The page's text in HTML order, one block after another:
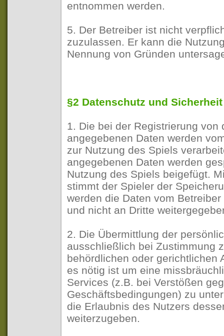
entnommen werden.
5. Der Betreiber ist nicht
zuzulassen. Er kann die
Nennung von Gründen
§2 Datenschutz und Sicherheit
1. Die bei der Registrierung von
angegebenen Daten werden
zur Nutzung des Spiels
angegebenen Daten werden
Nutzung des Spiels beigefügt.
stimmt der Spieler der
werden die Daten vom
und nicht an Dritte
2. Die Übermittlung der
ausschließlich bei Zustimmung
behördlichen oder gerichtlichen
es nötig ist um eine
Services (z.B. bei Verstößen
Geschäftsbedingungen) zu
die Erlaubnis des Nutzers
weiterzugeben.